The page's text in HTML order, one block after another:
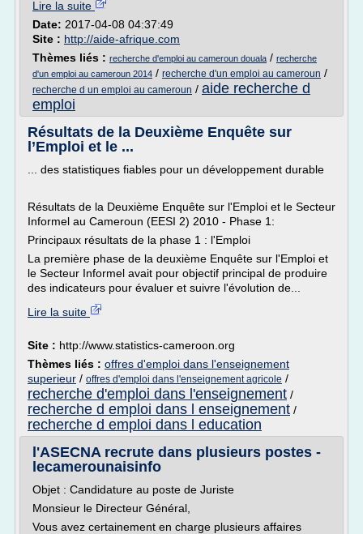
Lire la suite
Date: 2017-04-08 04:37:49
Site : http://aide-afrique.com
Thèmes liés : recherche d'emploi au cameroun douala / recherche
d'un emploi au cameroun 2014 / recherche d'un emploi au cameroun /
recherche d un emploi au cameroun / aide recherche d
emploi
Résultats de la Deuxième Enquête sur
l’Emploi et le ...
... des statistiques fiables pour un développement durable
Résultats de la Deuxième Enquête sur l'Emploi et le Secteur
Informel au Cameroun (EESI 2) 2010 - Phase 1:
Principaux résultats de la phase 1 : l'Emploi
La première phase de la deuxième Enquête sur l'Emploi et
le Secteur Informel avait pour objectif principal de produire
des indicateurs pour évaluer et suivre l'évolution de...
Lire la suite
Site : http://www.statistics-cameroon.org
Thèmes liés : offres d'emploi dans l'enseignement
superieur / offres d'emploi dans l'enseignement agricole /
recherche d'emploi dans l'enseignement /
recherche d emploi dans l enseignement /
recherche d emploi dans l education
l'ASECNA recrute dans plusieurs postes -
lecamerounaisinfo
Objet : Candidature au poste de Juriste
Monsieur le Directeur Général,
Vous avez certainement en charge plusieurs affaires